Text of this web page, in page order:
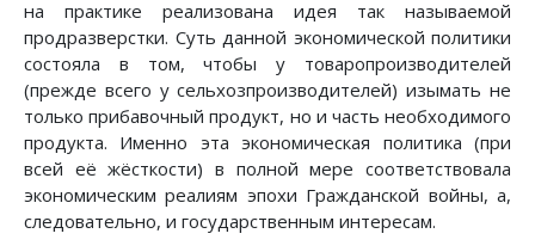
на практике реализована идея так называемой
продразверстки. Суть данной экономической политики
состояла в том, чтобы у товаропроизводителей
(прежде всего у сельхозпроизводителей) изымать не
только прибавочный продукт, но и часть необходимого
продукта. Именно эта экономическая политика (при
всей её жёсткости) в полной мере соответствовала
экономическим реалиям эпохи Гражданской войны, а,
следовательно, и государственным интересам.